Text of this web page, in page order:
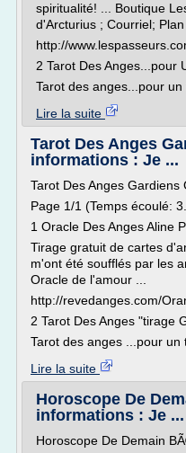
spiritualité! ... Boutique
d'Arcturius ; Courriel;
http://
2 Tarot Des Anges...pour
Tarot des anges...pour un
Lire la suite
Tarot Des Anges
informations : Je ...
Tarot Des Anges Gardiens
Page 1/1 (Temps écoulé:
1 Oracle Des Anges Aline
Tirage gratuit de cartes
m'ont été soufflés par les
Oracle de l'amour ...
http://revedanges.com/
2 Tarot Des Anges "tirage
Tarot des anges ...pour un
Lire la suite
Horoscope De
informations : Je ...
Horoscope De Demain